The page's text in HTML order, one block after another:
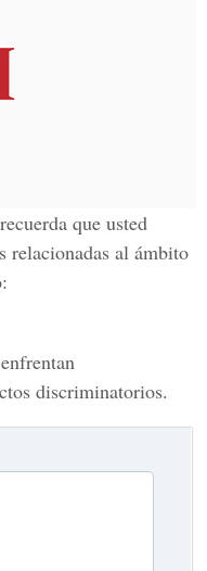
que usted
relacionadas al ámbito
discriminatorios.